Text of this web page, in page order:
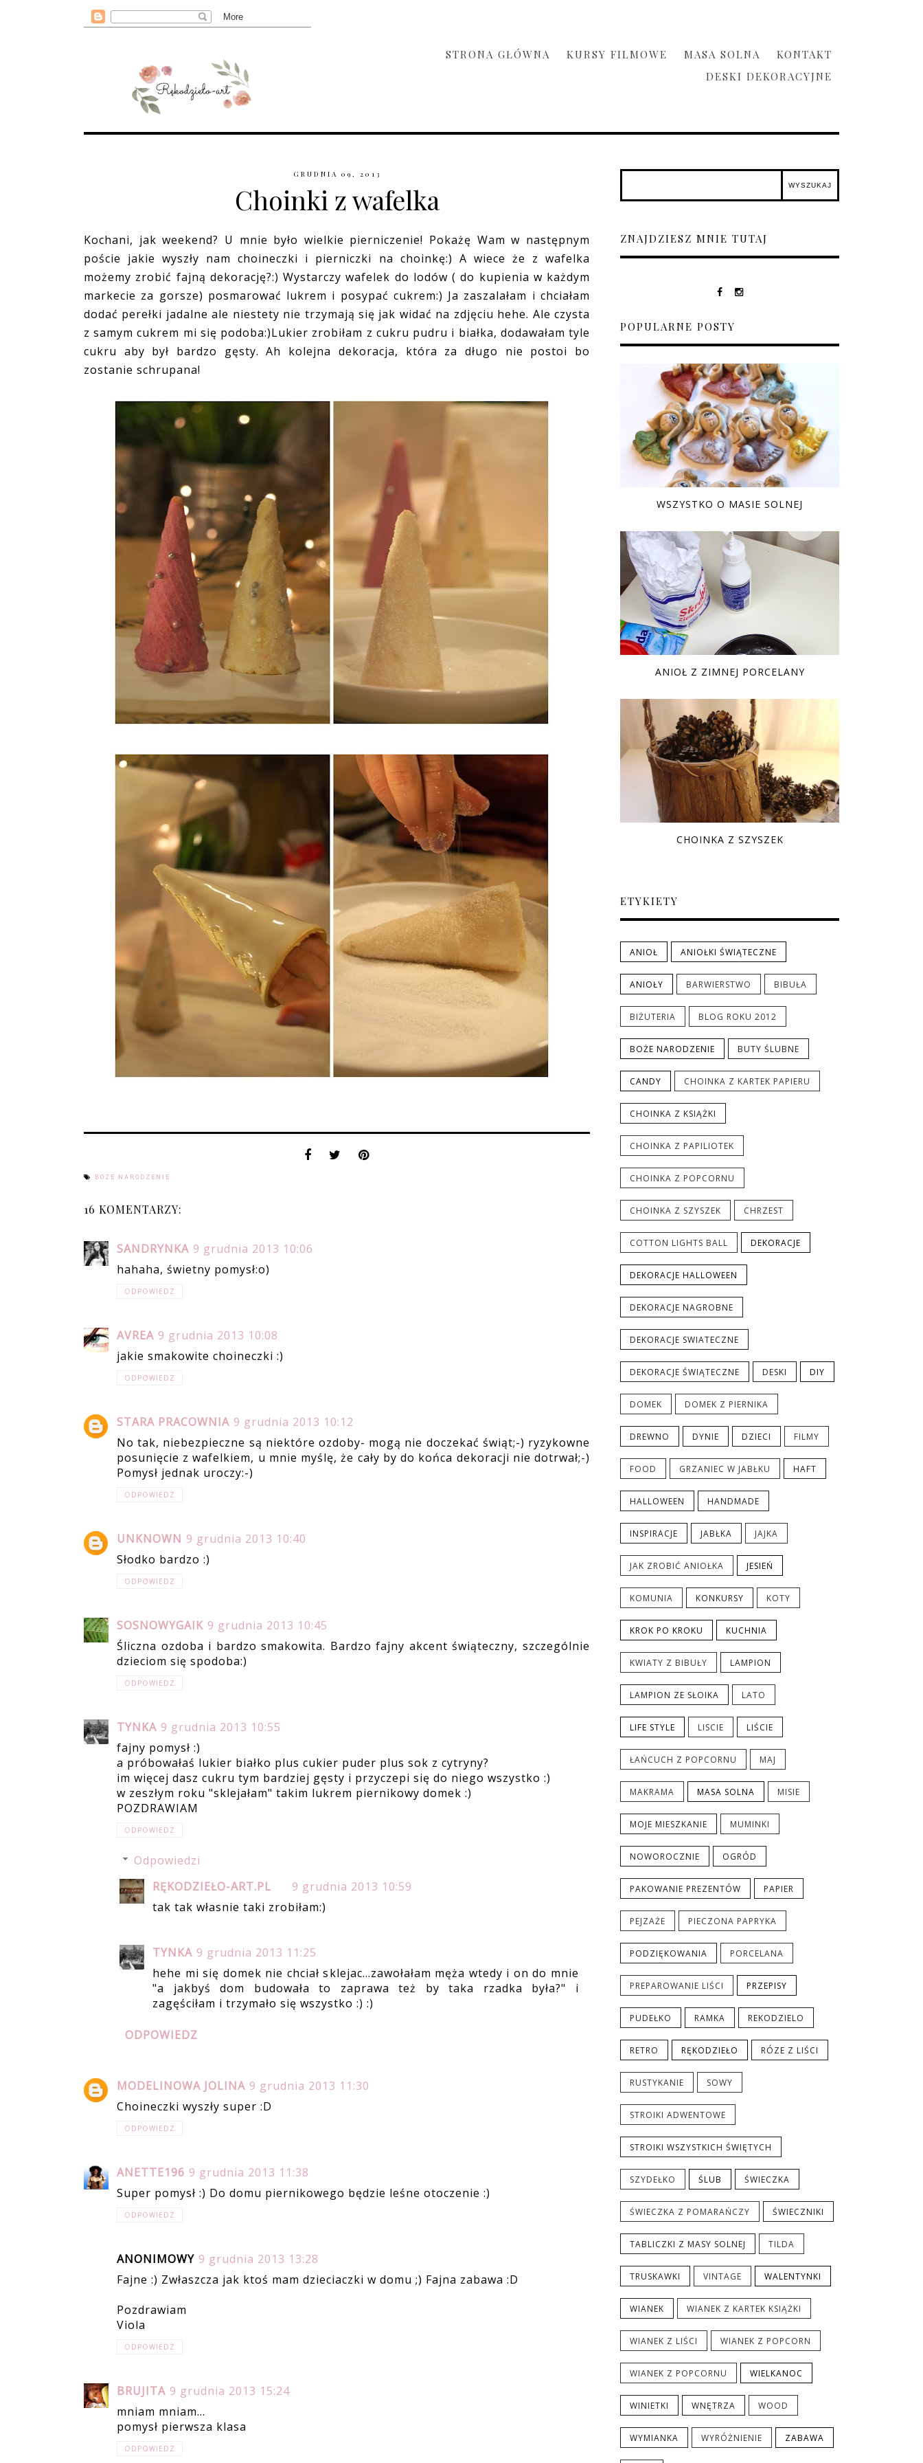
STRONA GŁÓWNA KURSY FILMOWE MASA SOLNA
KONTAKT
DESKI DEKORACYJNE
GRUDNIA 09, 2013
Choinki z wafelka
Kochani, jak weekend? U mnie było wielkie pierniczenie! Pokażę Wam w następnym
poście jakie wyszły nam choineczki i pierniczki na choinkę:) A wiece że z wafelka
możemy zrobić fajną dekorację?:) Wystarczy wafelek do lodów ( do kupienia w każdym
markecie za gorsze) posmarować lukrem i posypać cukrem:) Ja zaszalałam i chciałam
dodać perełki jadalne ale niestety nie trzymają się jak widać na zdjęciu hehe. Ale czysta
z samym cukrem mi się podoba:)Lukier zrobiłam z cukru pudru i białka, dodawałam tyle
cukru aby był bardzo gęsty. Ah kolejna dekoracja, która za długo nie postoi bo
zostanie schrupana!
BOŻE NARODZENIE
16 KOMENTARZY:
SANDRYNKA 9 grudnia 2013 10:06
hahaha, świetny pomysł:o)
ODPOWIEDZ
AVREA 9 grudnia 2013 10:08
jakie smakowite choineczki :)
ODPOWIEDZ
STARA PRACOWNIA 9 grudnia 2013 10:12
No tak, niebezpieczne są niektóre ozdoby- mogą nie doczekać świąt;-) ryzykowne
posunięcie z wafelkiem, u mnie myślę, że cały by do końca dekoracji nie dotrwał;-)
Pomysł jednak uroczy:-)
ODPOWIEDZ
UNKNOWN 9 grudnia 2013 10:40
Słodko bardzo :)
ODPOWIEDZ
SOSNOWYGAIK 9 grudnia 2013 10:45
Śliczna ozdoba i bardzo smakowita. Bardzo fajny akcent świąteczny, szczególnie
dzieciom się spodoba:)
ODPOWIEDZ
TYNKA 9 grudnia 2013 10:55
fajny pomysł :)
a próbowałaś lukier białko plus cukier puder plus sok z cytryny?
im więcej dasz cukru tym bardziej gęsty i przyczepi się do niego wszystko :)
w zeszłym roku "sklejałam" takim lukrem piernikowy domek :)
POZDRAWIAM
ODPOWIEDZ
Odpowiedzi
RĘKODZIEŁO-ART.PL
9 grudnia 2013 10:59
tak tak własnie taki zrobiłam:)
TYNKA 9 grudnia 2013 11:25
hehe mi się domek nie chciał sklejac...zawołałam męża wtedy i on do mnie
"a jakbyś dom budowała to zaprawa też by taka rzadka była?" i
zagęściłam i trzymało się wszystko :) :)
ODPOWIEDZ
MODELINOWA JOLINA 9 grudnia 2013 11:30
Choineczki wyszły super :D
ODPOWIEDZ
ANETTE196 9 grudnia 2013 11:38
Super pomysł :) Do domu piernikowego będzie leśne otoczenie :)
ODPOWIEDZ
ANONIMOWY 9 grudnia 2013 13:28
Fajne :) Zwłaszcza jak ktoś mam dzieciaczki w domu ;) Fajna zabawa :D
Pozdrawiam
Viola
ODPOWIEDZ
BRUJITA 9 grudnia 2013 15:24
mniam mniam...
pomysł pierwsza klasa
ODPOWIEDZ
ZNAJDZIESZ MNIE TUTAJ
POPULARNE POSTY
WSZYSTKO O MASIE SOLNEJ
ANIOŁ Z ZIMNEJ PORCELANY
CHOINKA Z SZYSZEK
ETYKIETY
ANIOŁ ANIOŁKI ŚWIĄTECZNE
ANIOŁY BARWIERSTWO BIBUŁA
BIŻUTERIA BLOG ROKU 2012
BOŻE NARODZENIE BUTY ŚLUBNE
CANDY CHOINKA Z KARTEK PAPIERU
CHOINKA Z KSIĄŻKI
CHOINKA Z PAPILIOTEK
CHOINKA Z POPCORNU
CHOINKA Z SZYSZEK CHRZEST
COTTON LIGHTS BALL DEKORACJE
DEKORACJE HALLOWEEN
DEKORACJE NAGROBNE
DEKORACJE SWIATECZNE
DEKORACJE ŚWIĄTECZNE DESKI DIY
DOMEK DOMEK Z PIERNIKA
DREWNO DYNIE DZIECI FILMY
FOOD GRZANIEC W JABŁKU HAFT
HALLOWEEN HANDMADE
INSPIRACJE JABŁKA JAJKA
JAK ZROBIĆ ANIOŁKA JESIEŃ
KOMUNIA KONKURSY KOTY
KROK PO KROKU KUCHNIA
KWIATY Z BIBUŁY LAMPION
LAMPION ZE SŁOIKA LATO
LIFE STYLE LISCIE LIŚCIE
ŁAŃCUCH Z POPCORNU MAJ
MAKRAMA MASA SOLNA MISIE
MOJE MIESZKANIE MUMINKI
NOWOROCZNIE OGRÓD
PAKOWANIE PREZENTÓW PAPIER
PEJZAŻE PIECZONA PAPRYKA
PODZIĘKOWANIA PORCELANA
PREPAROWANIE LIŚCI PRZEPISY
PUDEŁKO RAMKA REKODZIELO
RETRO RĘKODZIEŁO RÓZE Z LIŚCI
RUSTYKANIE SOWY
STROIKI ADWENTOWE
STROIKI WSZYSTKICH ŚWIĘTYCH
SZYDEŁKO ŚLUB ŚWIECZKA
ŚWIECZKA Z POMARAŃCZY ŚWIECZNIKI
TABLICZKI Z MASY SOLNEJ TILDA
TRUSKAWKI VINTAGE WALENTYNKI
WIANEK WIANEK Z KARTEK KSIĄŻKI
WIANEK Z LIŚCI WIANEK Z POPCORN
WIANEK Z POPCORNU WIELKANOC
WINIETKI WNĘTRZA WOOD
WYMIANKA WYRÓŻNIENIE ZABAWA